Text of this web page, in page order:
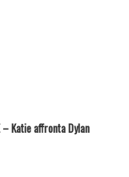
– Katie affronta Dylan